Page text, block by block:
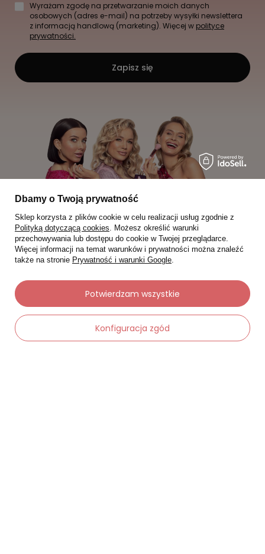
Wyrażam zgodę na przetwarzanie moich danych
osobowych (adres e-mail) na potrzeby wysyłki newslettera
z informacją handlową (marketing). Więcej w polityce
prywatności.
Zapisz się
Moje zamówienia
Status zamówienia
Śledzenie przesyłki
Dbamy o Twoją prywatność
Sklep korzysta z plików cookie w celu realizacji usług zgodnie z
Polityką dotyczącą cookies. Możesz określić warunki
przechowywania lub dostępu do cookie w Twojej przeglądarce.
Więcej informacji na temat warunków i prywatności można znaleźć
także na stronie Prywatność i warunki Google.
Konfiguracja zgód
Potwierdzam wszystkie